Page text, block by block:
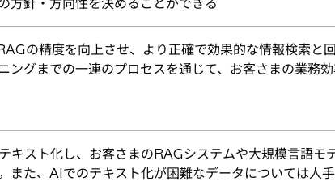
方針・方向性を決めることができる
の精度を向上させ、より正確で効果的な情報検索と
ングまでの一連のプロセスを通じて、お客さまの業務
キスト化し、お客さまのRAGシステムや大規模言語モ
また、AIでのテキスト化が困難なデータについては人